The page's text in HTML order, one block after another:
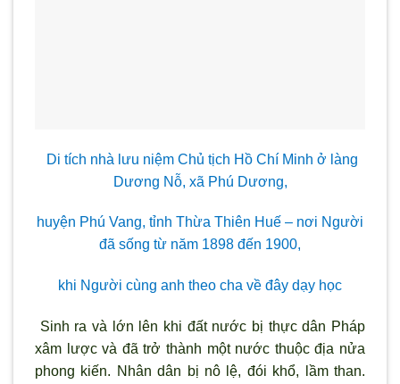
Di tích nhà lưu niệm Chủ tịch Hồ Chí Minh ở làng
Dương Nỗ, xã Phú Dương,
huyện Phú Vang, tỉnh Thừa Thiên Huế – nơi Người
đã sống từ năm 1898 đến 1900,
khi Người cùng anh theo cha về đây dạy học
Sinh ra và lớn lên khi đất nước bị thực dân Pháp
xâm lược và đã trở thành một nước thuộc địa nửa
phong kiến. Nhân dân bị nô lệ, đói khổ, lầm than.